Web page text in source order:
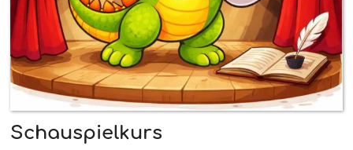
Schauspielkurs